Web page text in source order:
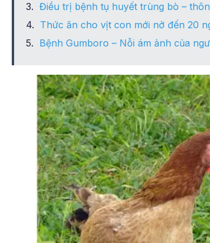
Điều trị bệnh tụ huyết trùng bò –
Thức ăn cho vịt con mới nở đến 20
Bệnh Gumboro – Nỗi ám ảnh của